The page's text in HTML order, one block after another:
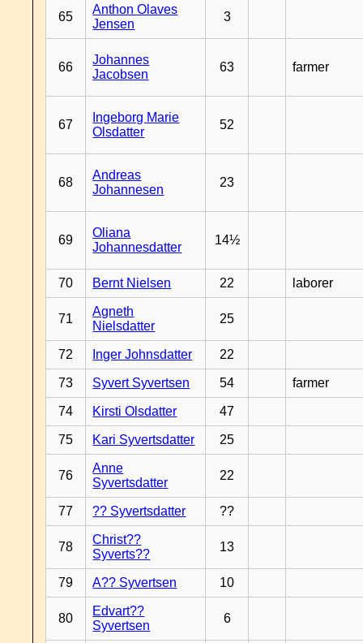
65
Anthon Olaves
Jensen
3
66
Johannes
Jacobsen
63 farmer
67
Ingeborg Marie
Olsdatter
52
68
Andreas
Johannesen
23
69
Oliana
Johannesdatter
14½
70 Bernt Nielsen 22 laborer
71
Agneth
Nielsdatter
25
72 Inger Johnsdatter 22
73 Syvert Syvertsen 54 farmer
74 Kirsti Olsdatter 47
75 Kari Syvertsdatter 25
76
Anne
Syvertsdatter
22
77 ?? Syvertsdatter ??
78
Christ??
Syverts??
13
79 A?? Syvertsen 10
80
Edvart??
Syvertsen
6